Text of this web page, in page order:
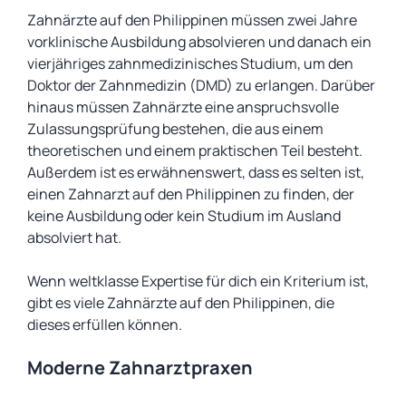
Zahnärzte auf den Philippinen müssen zwei Jahre
vorklinische Ausbildung absolvieren und danach ein
vierjähriges zahnmedizinisches Studium, um den
Doktor der Zahnmedizin (DMD) zu erlangen. Darüber
hinaus müssen Zahnärzte eine anspruchsvolle
Zulassungsprüfung bestehen, die aus einem
theoretischen und einem praktischen Teil besteht.
Außerdem ist es erwähnenswert, dass es selten ist,
einen Zahnarzt auf den Philippinen zu finden, der
keine Ausbildung oder kein Studium im Ausland
absolviert hat.
Wenn weltklasse Expertise für dich ein Kriterium ist,
gibt es viele Zahnärzte auf den Philippinen, die
dieses erfüllen können.
Moderne Zahnarztpraxen